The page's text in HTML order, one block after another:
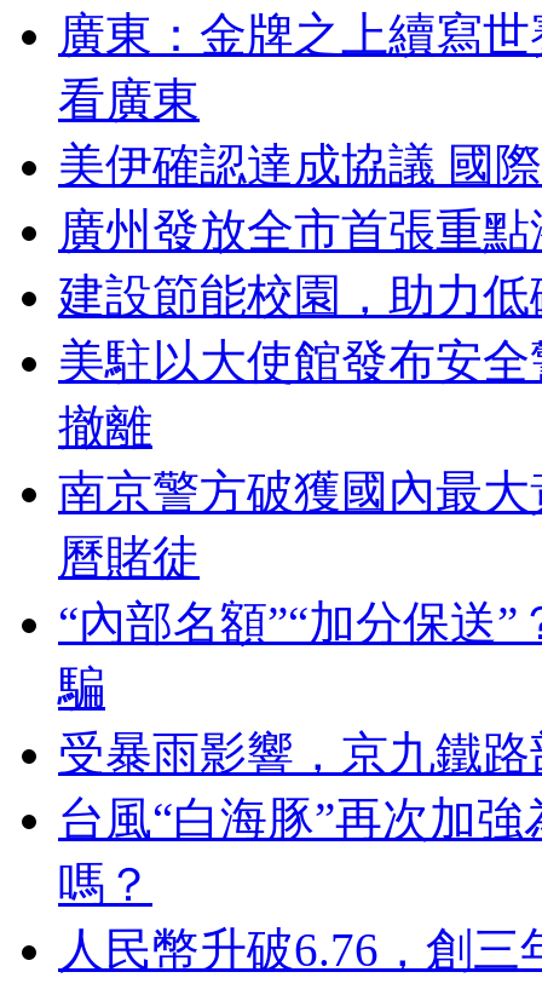
廣東：金牌之上續寫
看廣東
美伊確認達成協議 國
廣州發放全市首張重
建設節能校園，助力
美駐以大使館發布安
撤離
南京警方破獲國內最
曆賭徒
“內部名額”“加分保送
騙
受暴雨影響，京九鐵
台風“白海豚”再次加
嗎？
人民幣升破6.76，創三